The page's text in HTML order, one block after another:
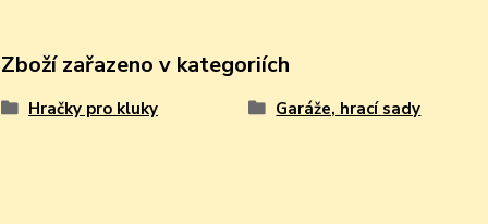
Zboží zařazeno v kategoriích
Hračky pro kluky Garáže, hrací sady